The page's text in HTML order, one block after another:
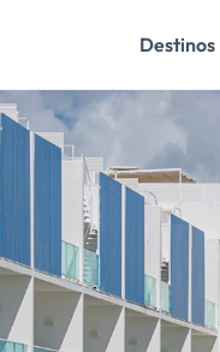
Destinos